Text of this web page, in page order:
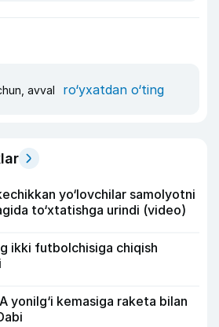
avval ro‘yxatdan o‘ting
yo‘lovchilar samolyotni
to‘xtatishga urindi (video)
ikki futbolchisiga chiqish
yonilg‘i kemasiga raketa bilan